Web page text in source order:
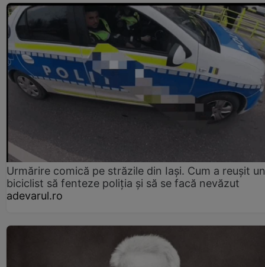
Urmărire comică pe străzile din Iași. Cum a reușit un
biciclist să fenteze poliția și să se facă nevăzut
adevarul.ro